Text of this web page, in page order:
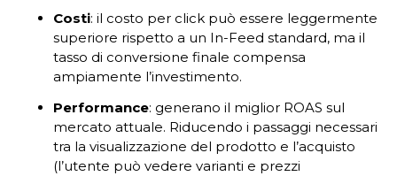
Costi: il costo per click può essere leggermente
superiore rispetto a un In-Feed standard, ma il
tasso di conversione finale compensa
ampiamente l’investimento.
Performance: generano il miglior ROAS sul
mercato attuale. Riducendo i passaggi necessari
tra la visualizzazione del prodotto e l’acquisto
(l’utente può vedere varianti e prezzi